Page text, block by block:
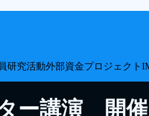
研究活動外部資金プロジェクト
ー講演 開催